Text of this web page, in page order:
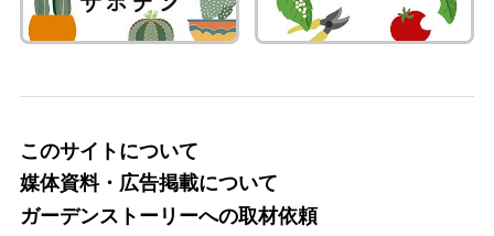
このサイトについて
媒体資料・広告掲載について
ガーデンストーリーへの取材依頼